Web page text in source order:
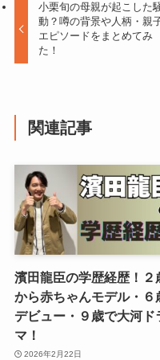
小栗旬の母親が起こした
動？噂の背景や人柄・親
エピソードをまとめてみ
た！
関連記事
濱田龍臣の学歴経歴！２
から赤ちゃんモデル・６
デビュー・９歳で大河ド
マ！
2026年2月22日